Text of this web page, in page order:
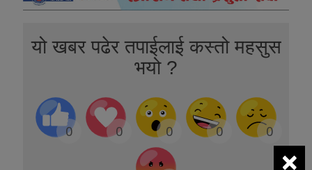
यो खबर पढेर तपाईलाई कस्तो महसुस
भयो ?
0 0 0 0 0
×